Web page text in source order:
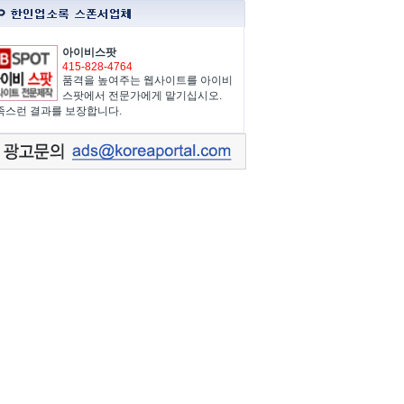
아이비스팟
415-828-4764
품격을 높여주는 웹사이트를 아이비
스팟에서 전문가에게 맡기십시오.
스런 결과를 보장합니다.